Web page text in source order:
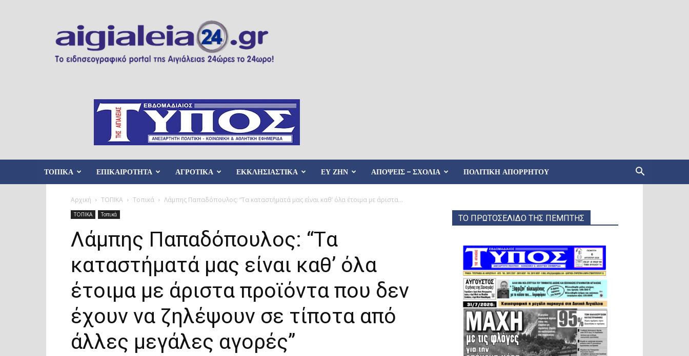
ΤΟΠΙΚΑ ΕΠΙΚΑΙΡΟΤΗΤΑ ΑΓΡΟΤΙΚΑ ΕΚΚΛΗΣΙΑΣΤΙΚΑ ΕΥ ΖΗΝ ΑΠΟΨΕΙΣ – ΣΧΟΛΙΑ ΠΟΛΙΤΙΚΉ ΑΠΟΡΡΉΤΟΥ
Αρχική ΤΟΠΙΚΑ Τοπικά Λάμπης Παπαδόπουλος: “Tα καταστήματά μας είναι καθ’ όλα έτοιμα με άριστα...
ΤΟΠΙΚΑ Τοπικά
Λάμπης Παπαδόπουλος: “Tα
καταστήματά μας είναι καθ’ όλα
έτοιμα με άριστα προϊόντα που δεν
έχουν να ζηλέψουν σε τίποτα από
άλλες μεγάλες αγορές”
ΤΟ ΠΡΩΤΟΣΕΛΙΔΟ ΤΗΣ ΠΕΜΠΤΗΣ